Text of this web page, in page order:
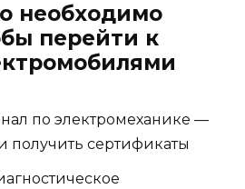
необходимо
перейти к
по электромеханике —
получить сертификаты